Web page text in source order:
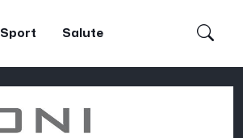
Sport Salute